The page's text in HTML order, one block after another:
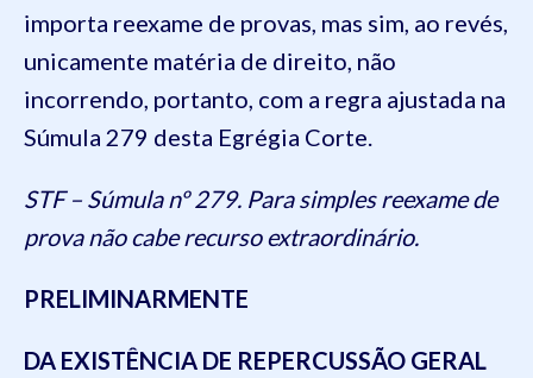
importa reexame de provas, mas sim, ao revés,
unicamente matéria de direito, não
incorrendo, portanto, com a regra ajustada na
Súmula 279 desta Egrégia Corte.
STF – Súmula nº 279. Para simples reexame de
prova não cabe recurso extraordinário.
PRELIMINARMENTE
DA EXISTÊNCIA DE REPERCUSSÃO GERAL